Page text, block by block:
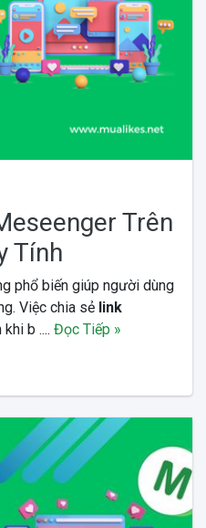
Trên
Tính
phổ biến giúp người dùng
Việc chia sẻ link
b .... Đọc Tiếp »